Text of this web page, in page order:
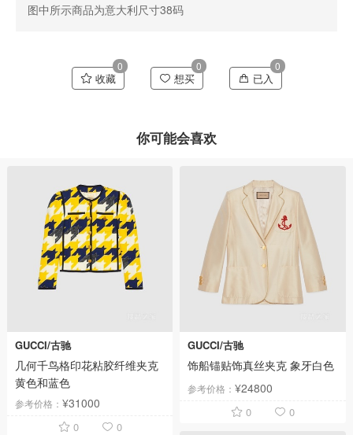
图中所示商品为意大利尺寸38码
收藏
0
想买
0
已入
0
你可能会喜欢
GUCCI/古驰
几何千鸟格印花粘胶纤维夹克
黄色和蓝色
参考价格： ¥31000
0 0
GUCCI/古驰
饰船锚贴饰真丝夹克 象牙白色
参考价格：¥24800
0 0